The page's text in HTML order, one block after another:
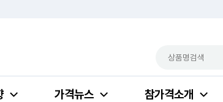
가격뉴스 참가격소개